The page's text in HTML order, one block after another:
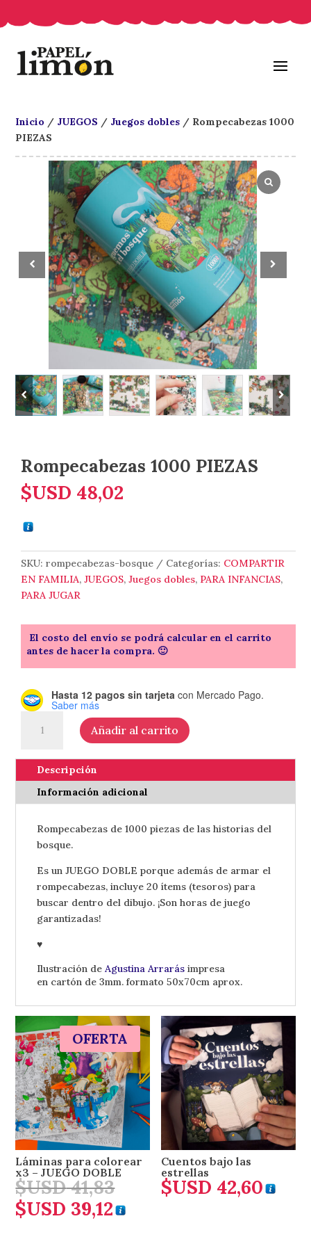
Inicio / JUEGOS / Juegos dobles / Rompecabezas 1000
PIEZAS
Rompecabezas 1000 PIEZAS
$USD 48,02
SKU:rompecabezas-bosque Categorías: COMPARTIR
EN FAMILIA,JUEGOS,Juegos dobles, PARA INFANCIAS,
PARA JUGAR
El costo del envío se podrá calcular en el carrito
antes de hacer la compra. 🙂
Hasta 12 pagos sin tarjeta con Mercado Pago.
Saber más
Rompecabezas
1000
cantidad
Añadir al carrito
Descripción
Información adicional
Rompecabezas de 1000 piezas de las historias del
bosque.
Es un JUEGO DOBLE porque además de armar el
rompecabezas, incluye 20 ítems (tesoros) para
buscar dentro del dibujo. ¡Son horas de juego
garantizadas!
♥
Ilustración deAgustina Arrarás impresa
en cartón de 3mm. formato 50x70cm aprox.
OFERTA
Láminas para colorear
x3 – JUEGO DOBLE
$USD41,83El
precio
$USD 39,12El
Cuentos bajo las
estrellas
$USD 42,60